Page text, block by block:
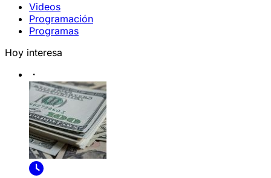
Videos
Programación
Programas
Hoy interesa